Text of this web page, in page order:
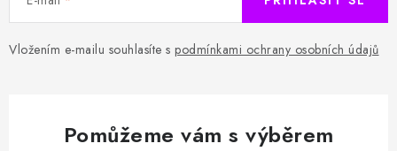
Vložením e-mailu souhlasíte s podmínkami ochrany osobních údajů
Pomůžeme vám s výběrem